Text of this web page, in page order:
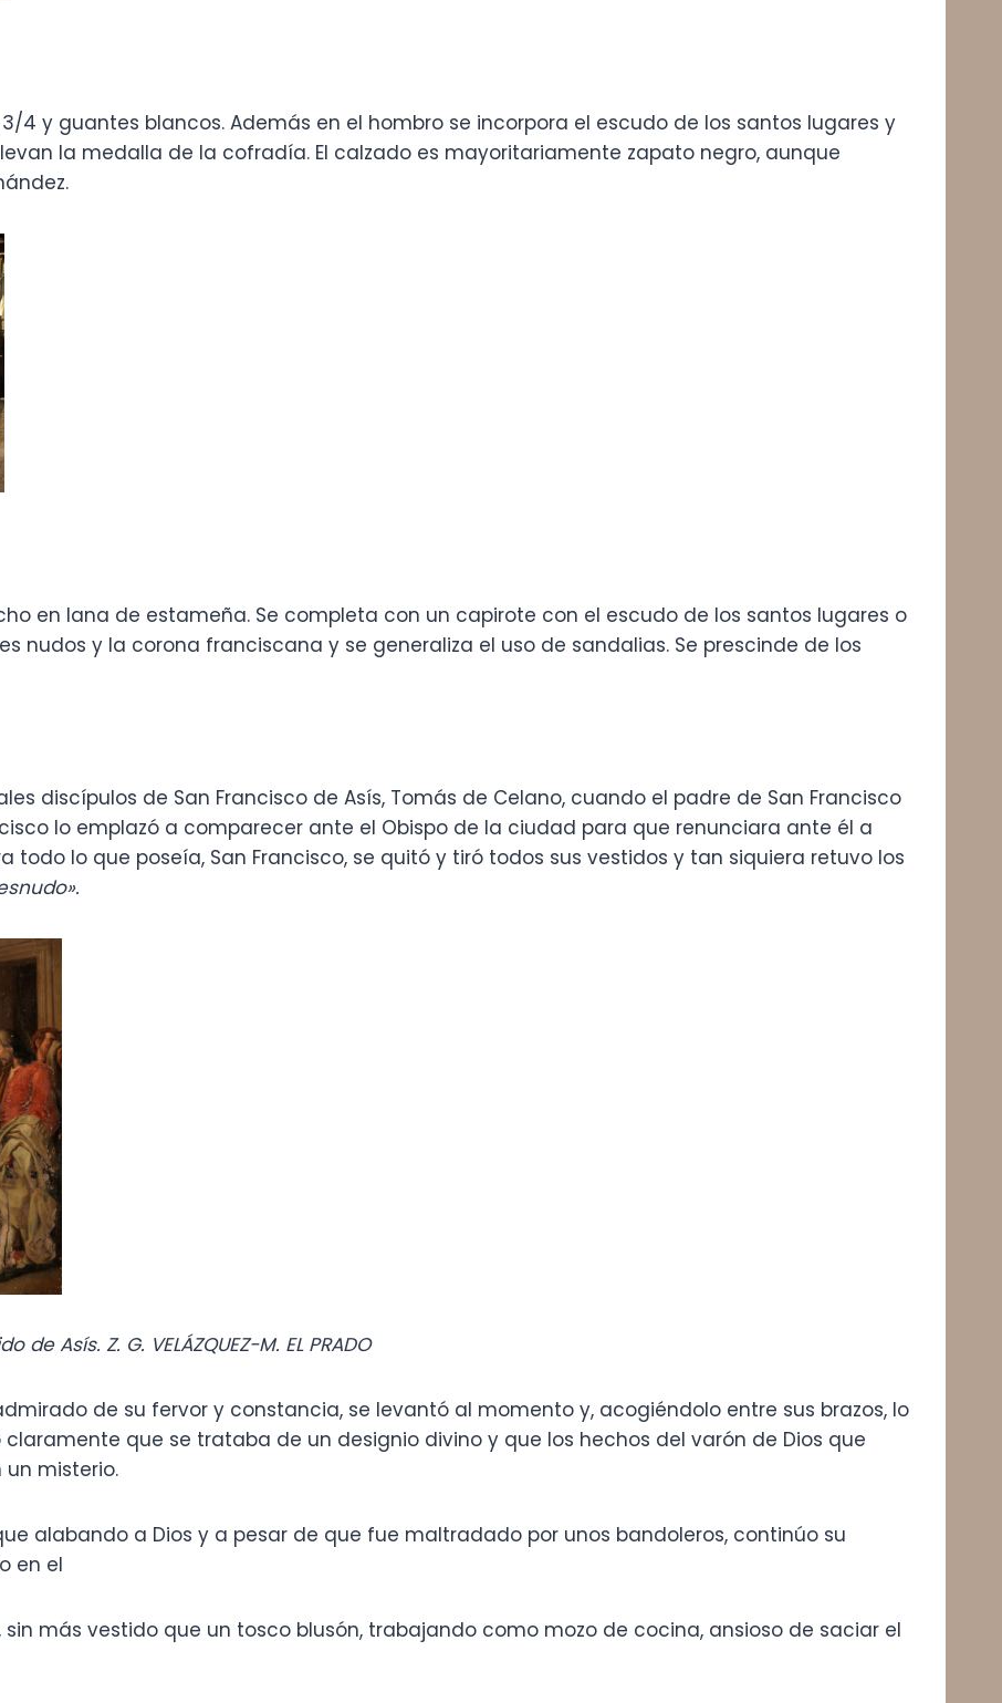
4 y guantes blancos. Además en el hombro se incorpora el escudo de los santos lugares y
la medalla de la cofradía. El calzado es mayoritariamente zapato negro, aunque
en lana de estameña. Se completa con un capirote con el escudo de los santos lugares o
nudos y la corona franciscana y se generaliza el uso de sandalias. Se prescinde de los
discípulos de San Francisco de Asís, Tomás de Celano, cuando el padre de San Francisco
lo emplazó a comparecer ante el Obispo de la ciudad para que renunciara ante él a
todo lo que poseía, San Francisco, se quitó y tiró todos sus vestidos y tan siquiera retuvo los
Asís. Z. G. VELÁZQUEZ-M. EL PRADO
de su fervor y constancia, se levantó al momento y, acogiéndolo entre sus brazos, lo
que se trataba de un designio divino y que los hechos del varón de Dios que
misterio.
alabando a Dios y a pesar de que fue maltradado por unos bandoleros, continúo su
en el
más vestido que un tosco blusón, trabajando como mozo de cocina, ansioso de saciar el